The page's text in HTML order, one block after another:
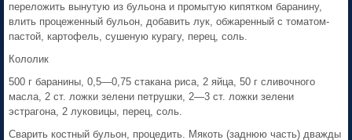
переложить вынутую из бульона и промытую кипятком баранину,
влить процеженный бульон, добавить лук, обжаренный с томатом-
пастой, картофель, сушеную курагу, перец, соль.
Кололик
500 г баранины, 0,5—0,75 стакана риса, 2 яйца, 50 г сливочного
масла, 2 cт. ложки зелени петрушки, 2—3 cт. ложки зелени
эстрагона, 2 луковицы, перец, соль.
Сварить костный бульон, процедить. Мякоть (заднюю часть) дважды